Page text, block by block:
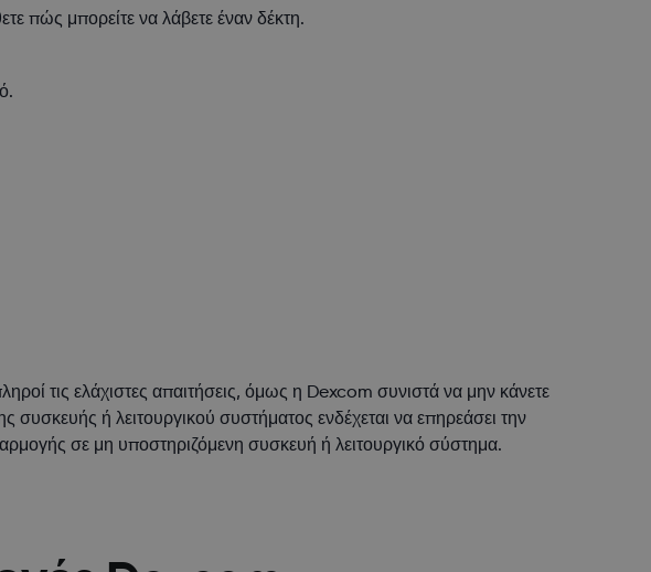
πώς μπορείτε να λάβετε έναν δέκτη.
τις ελάχιστες απαιτήσεις, όμως η Dexcom συνιστά να μην κάνετε
ή λειτουργικού συστήματος ενδέχεται να επηρεάσει την
σε μη υποστηριζόμενη συσκευή ή λειτουργικό σύστημα.